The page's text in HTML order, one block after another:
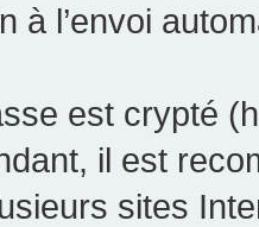
à l’envoi
est crypté
il est
sites